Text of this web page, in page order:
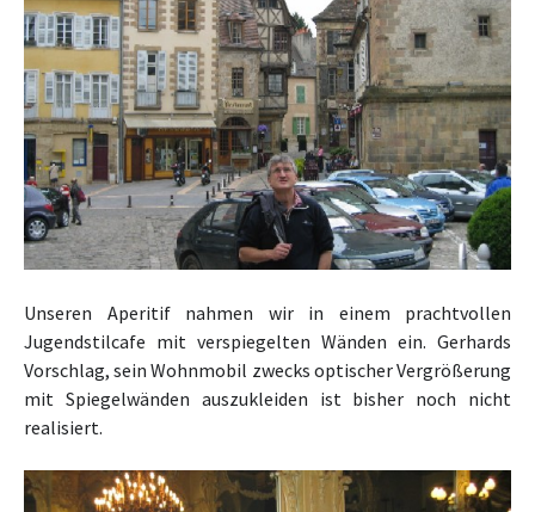
Unseren Aperitif nahmen wir in einem prachtvollen
Jugendstilcafe mit verspiegelten Wänden ein. Gerhards
Vorschlag, sein Wohnmobil zwecks optischer Vergrößerung
mit Spiegelwänden auszukleiden ist bisher noch nicht
realisiert.